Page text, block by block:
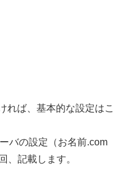
れば、基本的な設定はこ
バの設定（お名前.com
、記載します。